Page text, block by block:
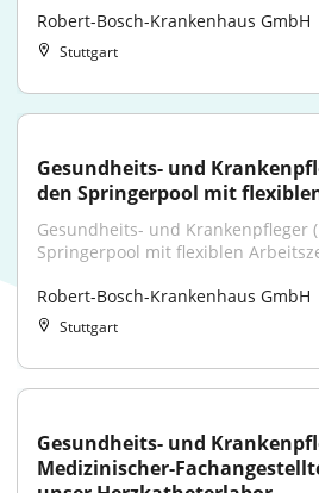
Robert-Bosch-Krankenhaus GmbH
Stuttgart
Gesundheits- und
den Springerpool mit
Gesundheits- und Krankenpfleger
Springerpool mit flexiblen
Robert-Bosch-Krankenhaus GmbH
Stuttgart
Gesundheits- und
Medizinischer-